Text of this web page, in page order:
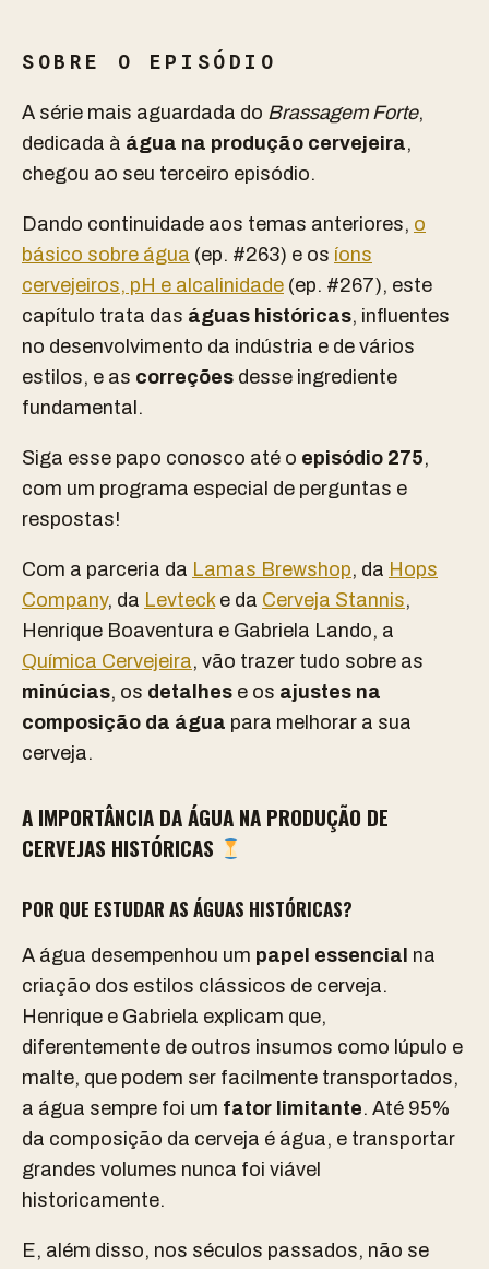
SOBRE O EPISÓDIO
A série mais aguardada do Brassagem Forte,
dedicada à água na produção cervejeira,
chegou ao seu terceiro episódio.
Dando continuidade aos temas anteriores, o
básico sobre água (ep. #263) e os íons
cervejeiros, pH e alcalinidade (ep. #267), este
capítulo trata das águas históricas, influentes
no desenvolvimento da indústria e de vários
estilos, e as correções desse ingrediente
fundamental.
Siga esse papo conosco até o episódio 275,
com um programa especial de perguntas e
respostas!
Com a parceria da Lamas Brewshop, da Hops
Company, da Levtecke da Cerveja Stannis,
Henrique Boaventura e Gabriela Lando, a
Química Cervejeira, vão trazer tudo sobre as
minúcias, os detalhes e os ajustes na
composição da água para melhorar a sua
cerveja.
A IMPORTÂNCIA DA ÁGUA NA PRODUÇÃO DE
CERVEJAS HISTÓRICAS
POR QUE ESTUDAR AS ÁGUAS HISTÓRICAS?
A água desempenhou um papel essencial na
criação dos estilos clássicos de cerveja.
Henrique e Gabriela explicam que,
diferentemente de outros insumos como lúpulo e
malte, que podem ser facilmente transportados,
a água sempre foi um fator limitante. Até 95%
da composição da cerveja é água, e transportar
grandes volumes nunca foi viável
historicamente.
E, além disso, nos séculos passados, não se